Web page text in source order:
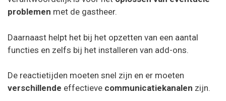
problemen met de gastheer.
Daarnaast helpt het bij het opzetten van een aantal
functies en zelfs bij het installeren van add-ons.
De reactietijden moeten snel zijn en er moeten
verschillende effectieve communicatiekanalen zijn.